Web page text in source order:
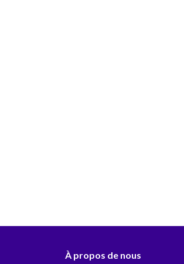
À propos de nous